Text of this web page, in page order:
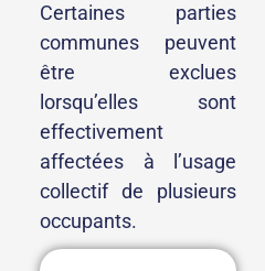
Certaines parties
communes peuvent
être exclues
lorsqu’elles sont
effectivement
affectées à l’usage
collectif de plusieurs
occupants.